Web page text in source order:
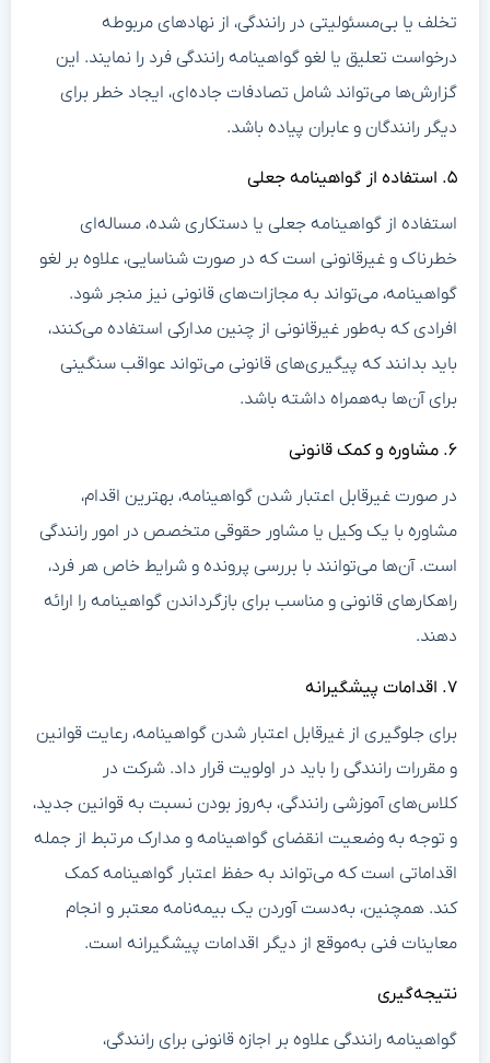
تخلف یا بی‌مسئولیتی در رانندگی، از نهادهای مربوطه
درخواست تعلیق یا لغو گواهینامه رانندگی فرد را نمایند. این
گزارش‌ها می‌تواند شامل تصادفات جاده‌ای، ایجاد خطر برای
دیگر رانندگان و عابران پیاده باشد.
۵. استفاده از گواهینامه جعلی
استفاده از گواهینامه جعلی یا دستکاری شده، مساله‌ای
خطرناک و غیرقانونی است که در صورت شناسایی، علاوه بر لغو
گواهینامه، می‌تواند به مجازات‌های قانونی نیز منجر شود.
افرادی که به‌طور غیرقانونی از چنین مدارکی استفاده می‌کنند،
باید بدانند که پیگیری‌های قانونی می‌تواند عواقب سنگینی
برای آن‌ها به‌همراه داشته باشد.
۶. مشاوره و کمک قانونی
در صورت غیرقابل اعتبار شدن گواهینامه، بهترین اقدام،
مشاوره با یک وکیل یا مشاور حقوقی متخصص در امور رانندگی
است. آن‌ها می‌توانند با بررسی پرونده و شرایط خاص هر فرد،
راهکارهای قانونی و مناسب برای بازگرداندن گواهینامه را ارائه
دهند.
۷. اقدامات پیشگیرانه
برای جلوگیری از غیرقابل اعتبار شدن گواهینامه، رعایت قوانین
و مقررات رانندگی را باید در اولویت قرار داد. شرکت در
کلاس‌های آموزشی رانندگی، به‌روز بودن نسبت به قوانین جدید،
و توجه به وضعیت انقضای گواهینامه و مدارک مرتبط از جمله
اقداماتی است که می‌تواند به حفظ اعتبار گواهینامه کمک
کند. همچنین، به‌دست آوردن یک بیمه‌نامه معتبر و انجام
معاینات فنی به‌موقع از دیگر اقدامات پیشگیرانه است.
نتیجه‌گیری
گواهینامه رانندگی علاوه بر اجازه قانونی برای رانندگی،